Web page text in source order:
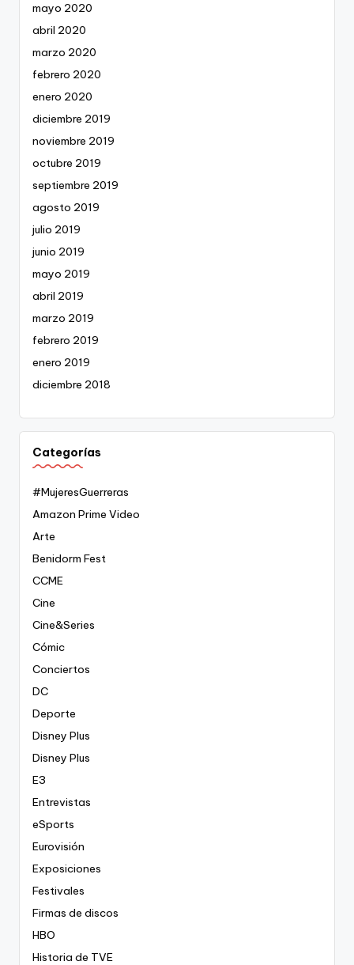
mayo 2020
abril 2020
marzo 2020
febrero 2020
enero 2020
diciembre 2019
noviembre 2019
octubre 2019
septiembre 2019
agosto 2019
julio 2019
junio 2019
mayo 2019
abril 2019
marzo 2019
febrero 2019
enero 2019
diciembre 2018
Categorías
#MujeresGuerreras
Amazon Prime Video
Arte
Benidorm Fest
CCME
Cine
Cine&Series
Cómic
Conciertos
DC
Deporte
Disney Plus
Disney Plus
E3
Entrevistas
eSports
Eurovisión
Exposiciones
Festivales
Firmas de discos
HBO
Historia de TVE